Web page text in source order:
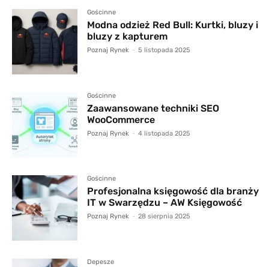
Gościnne
Modna odzież Red Bull: Kurtki, bluzy i
bluzy z kapturem
Poznaj Rynek - 5 listopada 2025
Gościnne
Zaawansowane techniki SEO
WooCommerce
Poznaj Rynek - 4 listopada 2025
Gościnne
Profesjonalna księgowość dla branży
IT w Swarzędzu – AW Księgowość
Poznaj Rynek - 28 sierpnia 2025
Depesze